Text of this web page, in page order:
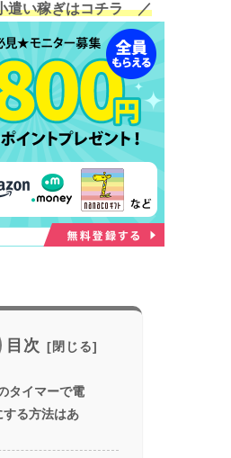
遣い稼ぎはコチラ ／
目次
タイマーで電
する方法はあ